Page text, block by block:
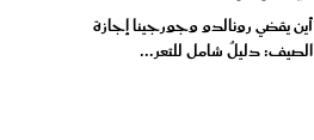
أين يقضي رونالدو وجورجينا إجازة
الصيف: دليلٌ شامل للتعر...